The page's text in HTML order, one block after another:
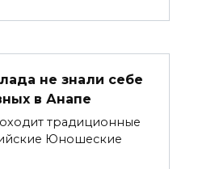
не знали себе
в Анапе
традиционные
Юношеские